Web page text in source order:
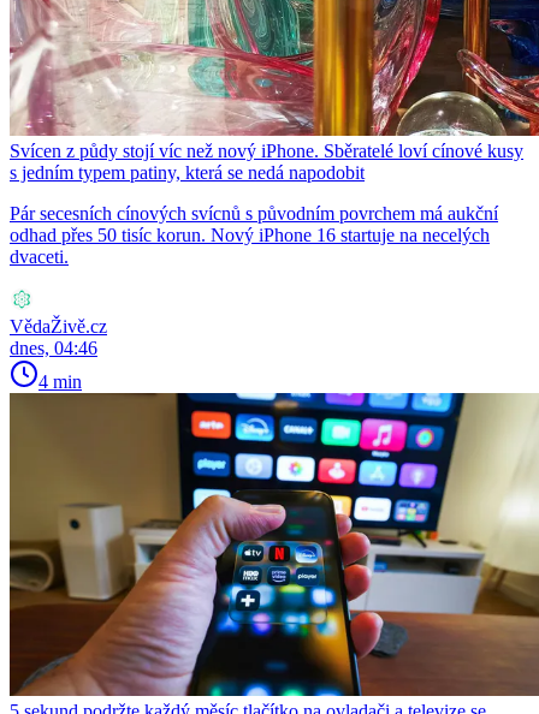
Svícen z půdy stojí víc než nový iPhone. Sběratelé loví cínové kusy
s jedním typem patiny, která se nedá napodobit
Pár secesních cínových svícnů s původním povrchem má aukční
odhad přes 50 tisíc korun. Nový iPhone 16 startuje na necelých
dvaceti.
VědaŽivě.cz
dnes, 04:46
4 min